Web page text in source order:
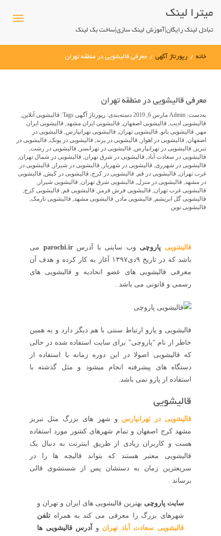
میترا لینک
تبادل لینک رایگان|آموزش لینک سازی|ساخت بک لینک
خانه / رپورتاژ آگهی / معرفی قالیشویی در منطقه تهران
معرفی قالیشویی در منطقه تهران
به‌دست: مارس 6, 2019 دسته‌بندی: رپورتاژ آگهی Tags: قالیشویی آنلاین,
قالیشویی ادیب, قالیشویی اصفهان, قالیشویی ایران مشهد, قالیشویی ایران
مهر , قالیشویی بانو, قالیشویی تهران, قالیشویی تهرانپارس, قالیشویی در
اصفهان, قالیشویی در اهواز , قالیشویی در پرند, قالیشویی در پونک, قالیشویی در
تبریز , قالیشویی در تهرانپارس, قالیشویی در تهرانسر , قالیشویی در رشت,
قالیشویی در سعادت آباد, قالیشویی در شرق تهران, قالیشویی در شمال تهران,
قالیشویی در شهرری, قالیشویی در شهریار , قالیشویی در شیراز , قالیشویی در
غرب تهران, قالیشویی در قم, قالیشویی در کرج, قالیشویی در کیش, قالیشویی
در مشهد, قالیشویی در منزل, قالیشویی شرق تهران, قالیشویی شیراز ,
قالیشویی غرب تهران, قالیشویی فرش قرمز , قالیشویی قم, قالیشویی کرج,
قالیشویی گل ابریشم, قالیشویی مادر , قالیشویی مشهد, قالیشویی نارمک,
قالیشویی نوین
قالیشویی پاروچی وب سایتی با آدرسparochi.ir می
باشد که در تاریخ ۹دی۱۳۹۷ آغاز به کار کرده و هدف آن
معرفی قالیشویی های عضو اتحادیه و قالیشویی های
رسمی و قانونی می باشد .
قالیشویی و پارو ارتباط سنتی با هم دیگر دارد و به همین
خاطر از نام “پاروچی” برای سایت استفاده شده در حالی
که قالیشویی اصولا در این دوره زمانه با استفاده از
دستگاه های پیشرفته انجام میشود و مثل گذشته با
استفاده از پارو نمی باشد.
قالیشویی
قالیشویی در تهرانپارس و شهر های بزرگ مثل تبریز
مشهد کرج اصفهان و تمام شهرهای کشور مورد استفاده
هست و کاربران زیادی از طریق اینترنت به دنبال یک
قالیشویی معتبر هستند که بتواند قالیچه ها را در
سریعترین زمان به دستشان پس از شستشوی قالی
برساند .
سایت پاروچی بهترین قالیشویی های ایران و تهران و
شهرهای بزرگ را معرفی می کند به همراه تلفن
قالیشویی سعادت آباد تهران و
آدرس قالیشویی ها